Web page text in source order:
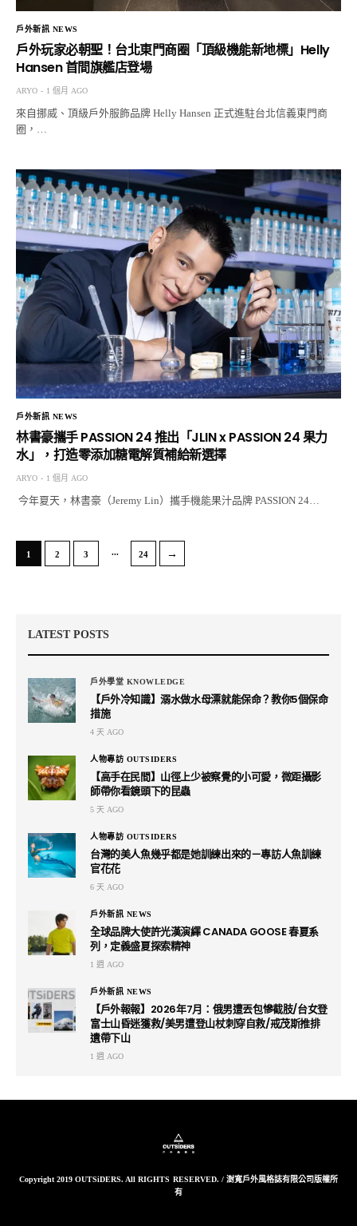
戶外新訊 NEWS
戶外玩家必朝聖！台北東門商圈「頂級機能新地標」Helly
Hansen 首間旗艦店登場
ARYO 1 個月 AGO
來自挪威、頂級戶外服飾品牌 Helly Hansen 正式進駐台北信義東門商
圈，…
戶外新訊 NEWS
林書豪攜手 PASSION 24 推出「JLIN x PASSION 24 果力
水」，打造零添加糖電解質補給新選擇
ARYO 1 個月 AGO
今年夏天，林書豪（Jeremy Lin）攜手機能果汁品牌 PASSION 24…
1 2 3 ... 24 →
LATEST POSTS
戶外學堂 KNOWLEDGE
【戶外冷知識】溺水做水母漂就能保命？教你5個保命
措施
4 天 AGO
人物專訪 OUTSIDERS
【高手在民間】山徑上少被察覺的小可愛，微距攝影
師帶你看鏡頭下的昆蟲
5 天 AGO
人物專訪 OUTSIDERS
台灣的美人魚幾乎都是她訓練出來的－專訪人魚訓練
官花花
6 天 AGO
戶外新訊 NEWS
全球品牌大使許光漢演繹 CANADA GOOSE 春夏系
列，定義盛夏探索精神
1 週 AGO
戶外新訊 NEWS
【戶外報報】2026年7月：俄男遭丟包慘截肢/台女登
富士山昏迷獲救/美男遭登山杖刺穿自救/戒茂斯推排
遺帶下山
1 週 AGO
Copyright 2019 OUTSiDERS. All RIGHTS RESERVED. / 澍寬戶外風格誌有限公司版權所
有